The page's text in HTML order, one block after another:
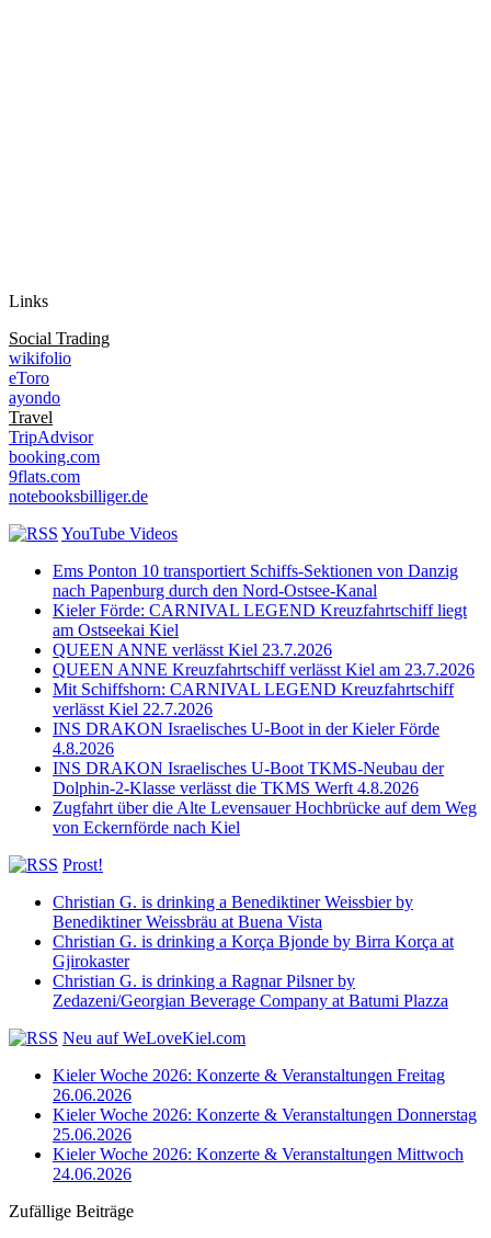
Links
Social Trading
wikifolio
eToro
ayondo
Travel
TripAdvisor
booking.com
9flats.com
notebooksbilliger.de
YouTube Videos
Ems Ponton 10 transportiert Schiffs-Sektionen von Danzig
nach Papenburg durch den Nord-Ostsee-Kanal
Kieler Förde: CARNIVAL LEGEND Kreuzfahrtschiff liegt
am Ostseekai Kiel
QUEEN ANNE verlässt Kiel 23.7.2026
QUEEN ANNE Kreuzfahrtschiff verlässt Kiel am 23.7.2026
Mit Schiffshorn: CARNIVAL LEGEND Kreuzfahrtschiff
verlässt Kiel 22.7.2026
INS DRAKON Israelisches U-Boot in der Kieler Förde
4.8.2026
INS DRAKON Israelisches U-Boot TKMS-Neubau der
Dolphin-2-Klasse verlässt die TKMS Werft 4.8.2026
Zugfahrt über die Alte Levensauer Hochbrücke auf dem Weg
von Eckernförde nach Kiel
Prost!
Christian G. is drinking a Benediktiner Weissbier by
Benediktiner Weissbräu at Buena Vista
Christian G. is drinking a Korça Bjonde by Birra Korça at
Gjirokaster
Christian G. is drinking a Ragnar Pilsner by
Zedazeni/Georgian Beverage Company at Batumi Plazza
Neu auf WeLoveKiel.com
Kieler Woche 2026: Konzerte & Veranstaltungen Freitag
26.06.2026
Kieler Woche 2026: Konzerte & Veranstaltungen Donnerstag
25.06.2026
Kieler Woche 2026: Konzerte & Veranstaltungen Mittwoch
24.06.2026
Zufällige Beiträge